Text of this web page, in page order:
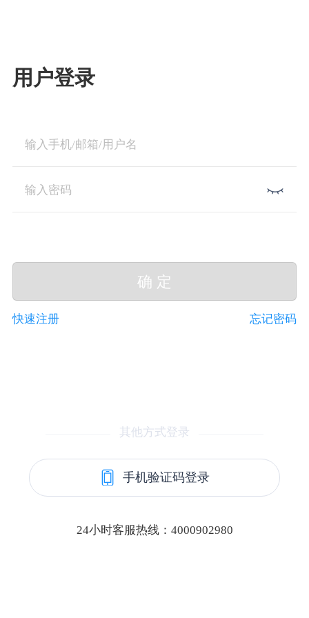
用户登录
确 定
快速注册 忘记密码
其他方式登录
手机验证码登录
24小时客服热线：4000902980